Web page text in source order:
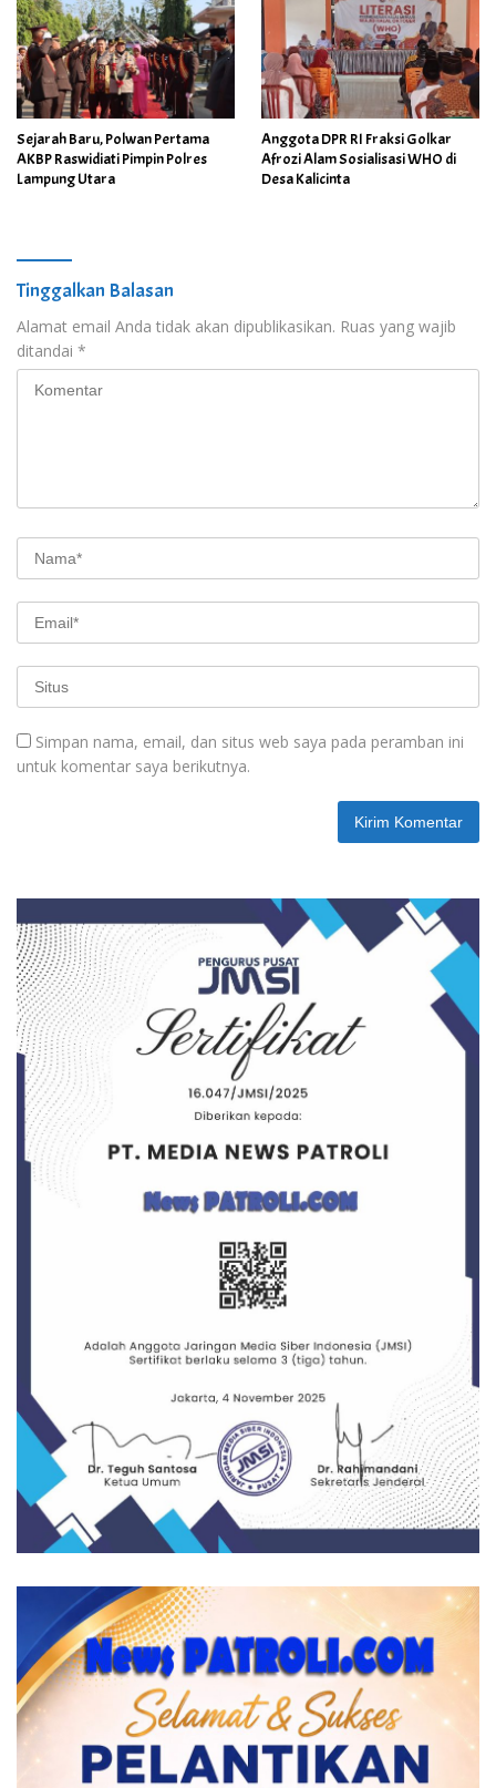
Sejarah Baru, Polwan Pertama
AKBP Raswidiati Pimpin Polres
Lampung Utara
Anggota DPR RI Fraksi Golkar
Afrozi Alam Sosialisasi WHO di
Desa Kalicinta
Tinggalkan Balasan
Alamat email Anda tidak akan dipublikasikan. Ruas yang wajib
ditandai *
Simpan nama, email, dan situs web saya pada peramban ini
untuk komentar saya berikutnya.